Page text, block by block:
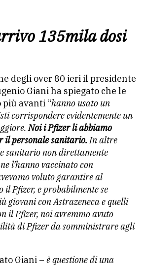
135mila dosi
degli over 80 ieri il presidente
Giani ha spiegato che le
più avanti “hanno usato un
corrispondere evidentemente un
Noi i Pfizer li abbiamo
ilpersonale sanitario.In altre
sanitario nondirettamente
l’hanno vaccinato con
voluto garantire al
il Pfizer, e probabilmente se
giovani conAstrazeneca e quelli
il Pfizer, noi avremmoavuto
di Pfizer da somministrare agli
Giani – è questione di una